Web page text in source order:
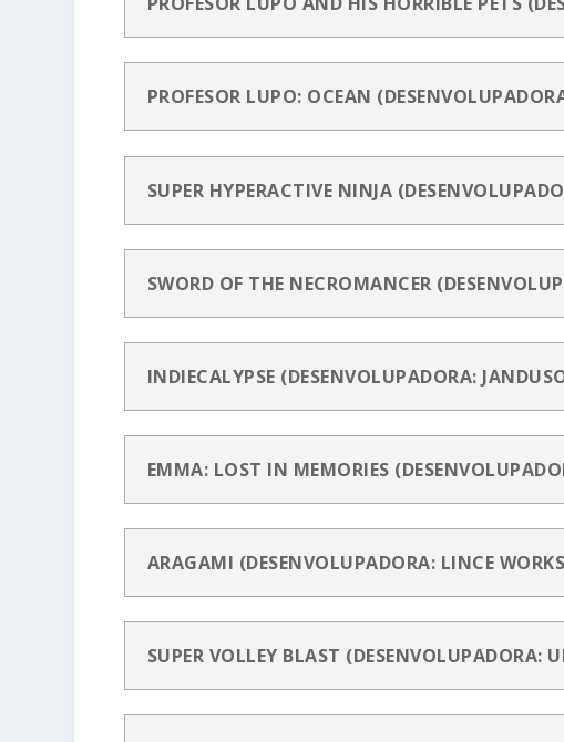
PROFESOR LUPO: OCEAN
SUPER HYPERACTIVE NINJA
SWORD OF THE NECROMANCER
INDIECALYPSE (DESENVOLUPADORA:
EMMA: LOST IN MEMORIES
ARAGAMI (DESENVOLUPADORA: LINCE
SUPER VOLLEY BLAST (DESENVOLUPADORA: